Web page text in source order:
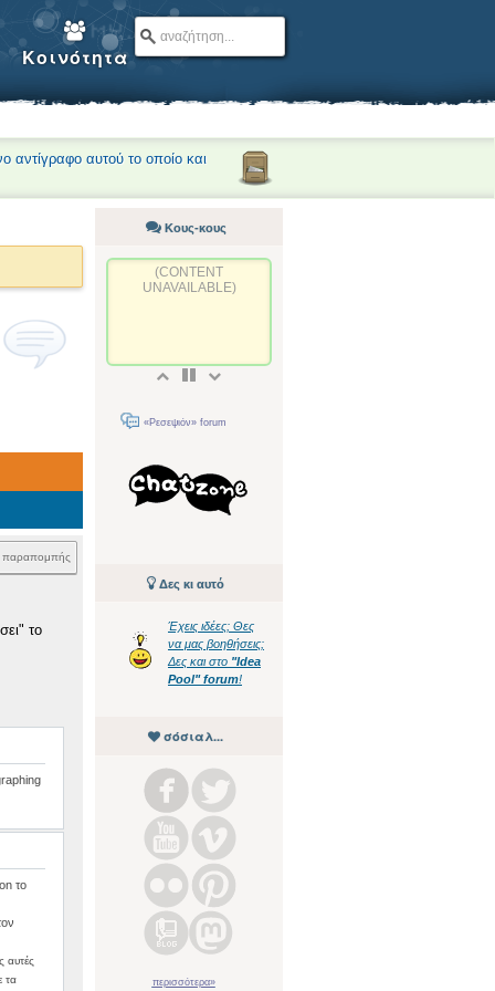
Κοινότητα
αντίγραφο αυτού το οποίο και
παραπομπής
το
το
αυτές
τα
Κους-κους
UNAVAILABLE)
«Ρεσεψιόν» forum
Δες κι αυτό
Έχεις ιδέες; Θες
να μας βοηθήσεις;
Δες και στο "Idea
Pool" forum!
σόσιαλ...
περισσότερα»